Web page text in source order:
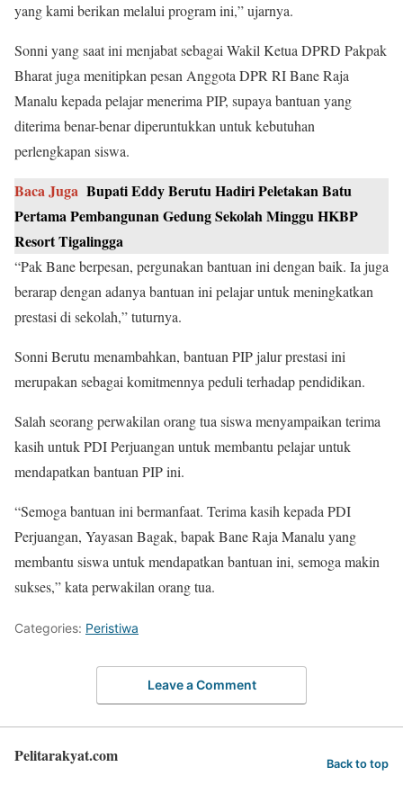
yang kami berikan melalui program ini,” ujarnya.
Sonni yang saat ini menjabat sebagai Wakil Ketua DPRD Pakpak
Bharat juga menitipkan pesan Anggota DPR RI Bane Raja
Manalu kepada pelajar menerima PIP, supaya bantuan yang
diterima benar-benar diperuntukkan untuk kebutuhan
perlengkapan siswa.
Baca Juga Bupati Eddy Berutu Hadiri Peletakan Batu
Pertama Pembangunan Gedung Sekolah Minggu HKBP
Resort Tigalingga
“Pak Bane berpesan, pergunakan bantuan ini dengan baik. Ia juga
berarap dengan adanya bantuan ini pelajar untuk meningkatkan
prestasi di sekolah,” tuturnya.
Sonni Berutu menambahkan, bantuan PIP jalur prestasi ini
merupakan sebagai komitmennya peduli terhadap pendidikan.
Salah seorang perwakilan orang tua siswa menyampaikan terima
kasih untuk PDI Perjuangan untuk membantu pelajar untuk
mendapatkan bantuan PIP ini.
“Semoga bantuan ini bermanfaat. Terima kasih kepada PDI
Perjuangan, Yayasan Bagak, bapak Bane Raja Manalu yang
membantu siswa untuk mendapatkan bantuan ini, semoga makin
sukses,” kata perwakilan orang tua.
Categories: Peristiwa
Leave a Comment
Pelitarakyat.com Back to top